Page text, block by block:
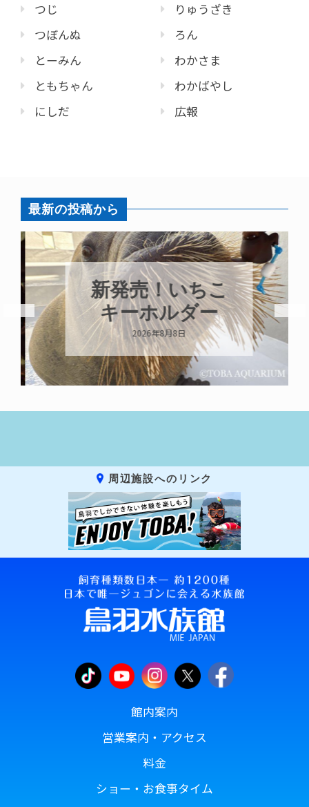
つじ
つぼんぬ
とーみん
ともちゃん
にしだ
りゅうざき
ろん
わかさま
わかばやし
広報
最新の投稿から
新発売！いちこ
キーホルダー
2026年8月8日
周辺施設へのリンク
館内案内
営業案内・アクセス
料金
ショー・お食事タイム